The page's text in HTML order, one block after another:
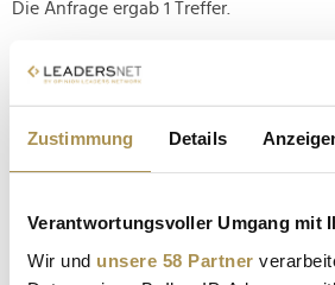
Zustimmung Details
Verantwortungsvoller Umgang mit
Wir und unsere 58 Partner
Die Anfrage ergab 1 Treffer.
Tipp
Setzen Sie die gesuchten Wörter
Anführungszeichen: zb "Vorname
Amsterdam und German
Hagleitner baut Siegesserie aus